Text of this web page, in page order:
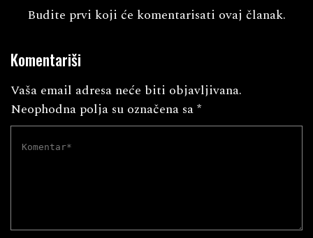
Budite prvi koji će komentarisati ovaj članak.
Komentariši
Vaša email adresa neće biti objavljivana.
Neophodna polja su označena sa*